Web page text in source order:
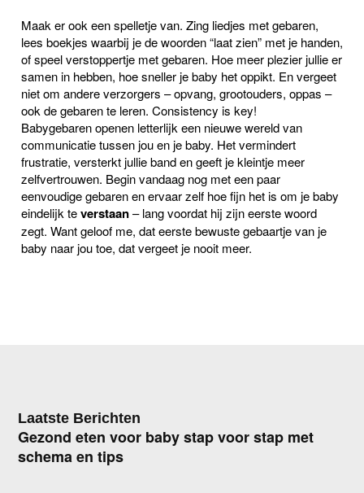
Maak er ook een spelletje van. Zing liedjes met gebaren,
lees boekjes waarbij je de woorden “laat zien” met je handen,
of speel verstoppertje met gebaren. Hoe meer plezier jullie er
samen in hebben, hoe sneller je baby het oppikt. En vergeet
niet om andere verzorgers – opvang, grootouders, oppas –
ook de gebaren te leren. Consistency is key!
Babygebaren openen letterlijk een nieuwe wereld van
communicatie tussen jou en je baby. Het vermindert
frustratie, versterkt jullie band en geeft je kleintje meer
zelfvertrouwen. Begin vandaag nog met een paar
eenvoudige gebaren en ervaar zelf hoe fijn het is om je baby
eindelijk teverstaan– lang voordat hij zijn eerste woord
zegt. Want geloof me, dat eerste bewuste gebaartje van je
baby naar jou toe, dat vergeet je nooit meer.
Laatste Berichten
Gezond eten voor baby stap voor stap met
schema en tips